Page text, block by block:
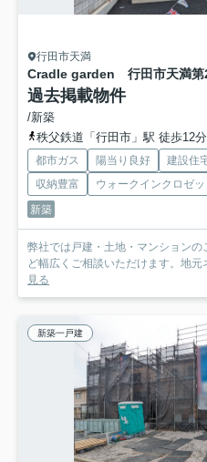
行田市天満
Cradle garden 行田市天満第
過去掲載物件
/新築
秩父鉄道「行田市」駅 徒歩12分
都市ガス 陽当り良好 建設住
収納豊富
ウォークインクロゼッ
新築
弊社では戸建・土地・マンション
ど幅広くご相談いただけます。地
見る
新築一戸建